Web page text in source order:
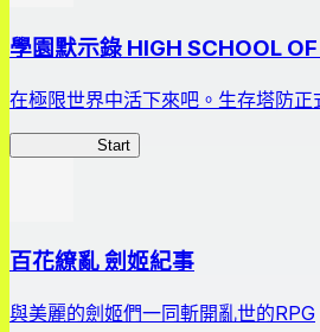
學園默示錄 HIGH SCHOOL
在極限世界中活下來吧。生存塔防正
Start
百花繚亂 劍姬紀事
與美麗的劍姬們一同斬開亂世的RPG